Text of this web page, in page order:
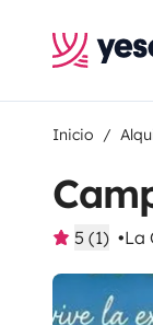
Inicio
5 (1) La